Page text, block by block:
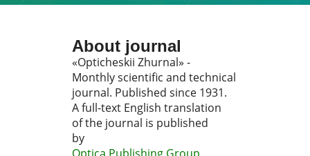
About journal
«Opticheskii Zhurnal» -
Monthly scientific and technical
journal. Published since 1931.
A full-text English translation
of the journal is published
by